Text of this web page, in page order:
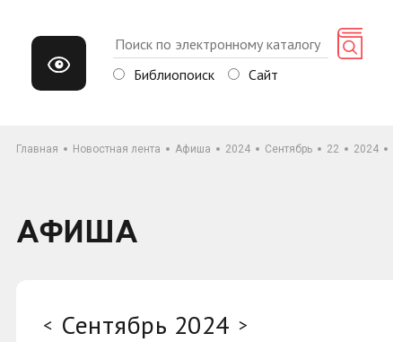
Библиопоиск Сайт
Главная Новостная лента Афиша 2024 Сентябрь 22 2024
АФИША
< Сентябрь 2024 >